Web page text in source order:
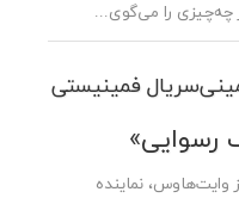
چه‌چیزی را می‌گوی...
فمینیستی
رسوایی»
وایت‌هاوس، نماینده